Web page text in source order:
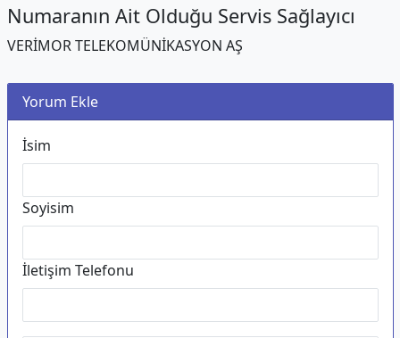
Numaranın Ait Olduğu Servis Sağlayıcı
VERİMOR TELEKOMÜNİKASYON AŞ
Yorum Ekle
İsim
Soyisim
İletişim Telefonu